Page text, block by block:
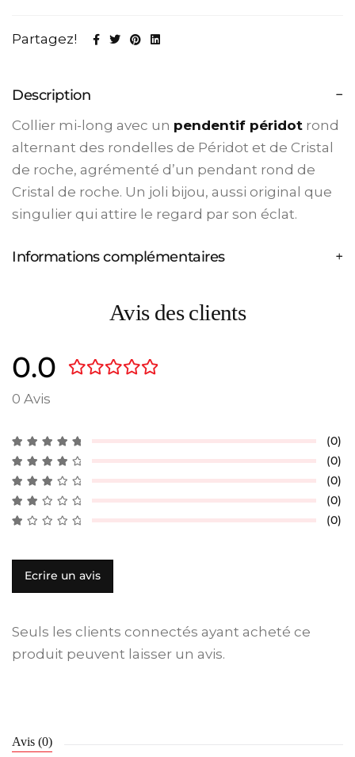
Partagez!
Description
Collier mi-long avec un pendentif péridot rond
alternant des rondelles de Péridot et de Cristal
de roche, agrémenté d’un pendant rond de
Cristal de roche. Un joli bijou, aussi original que
singulier qui attire le regard par son éclat.
Informations complémentaires
Avis des clients
0.0
0 Avis
(0)
(0)
(0)
(0)
(0)
Ecrire un avis
Seuls les clients connectés ayant acheté ce
produit peuvent laisser un avis.
Avis (0)